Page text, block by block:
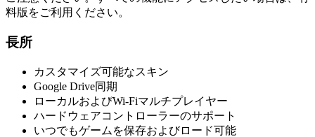
料版をご利用ください。
長所
カスタマイズ可能なスキン
Google Drive同期
ローカルおよびWi-Fiマルチプレイヤー
ハードウェアコントローラーのサポート
いつでもゲームを保存およびロード可能